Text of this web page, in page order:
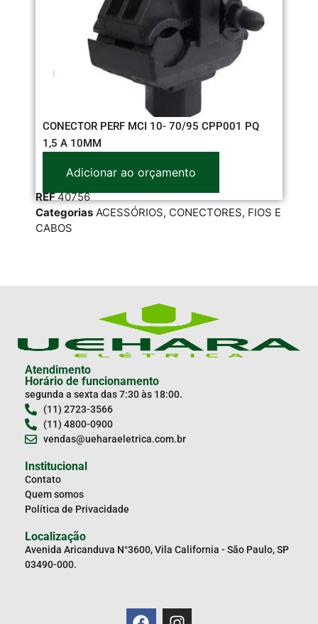
CONECTOR PERF MCI 10- 70/95 CPP001 PQ
1,5 A 10MM
Adicionar ao orçamento
REF40756
Categorias ACESSÓRIOS, CONECTORES, FIOS E
CABOS
Atendimento
Horário de funcionamento
segunda a sexta das 7:30 às 18:00.
(11) 2723-3566
(11) 4800-0900
vendas@ueharaeletrica.com.br
Institucional
Contato
Quem somos
Política de Privacidade
Localização
Avenida Aricanduva N°3600, Vila California - São Paulo, SP
03490-000.